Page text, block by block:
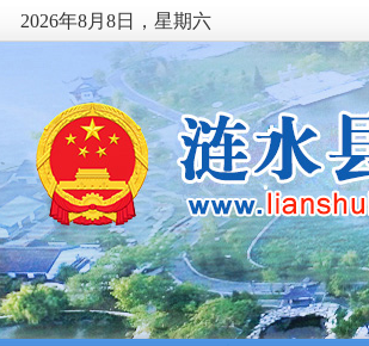
2026年8月8日，星期六